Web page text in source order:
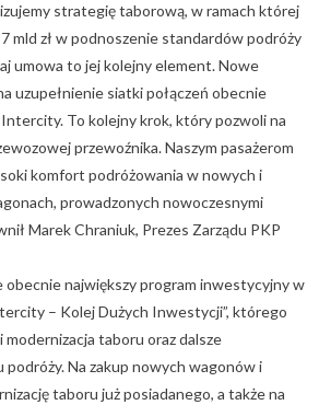
strategię taborową, w ramach której
mld zł w podnoszenie standardów podróży
umowa to jej kolejny element. Nowe
uzupełnienie siatki połączeń obecnie
To kolejny krok, który pozwoli na
przewoźnika. Naszym pasażerom
komfort podróżowania w nowych i
prowadzonych nowoczesnymi
Marek Chraniuk, Prezes Zarządu PKP
największy program inwestycyjny w
– Kolej Dużych Inwestycji”, którego
modernizacja taboru oraz dalsze
Na zakup nowych wagonów i
taboru już posiadanego, a także na